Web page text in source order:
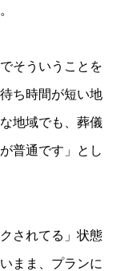
そういうことを
ち時間が短い地
地域でも、葬儀
普通です」とし
されてる」状態
まま、プランに